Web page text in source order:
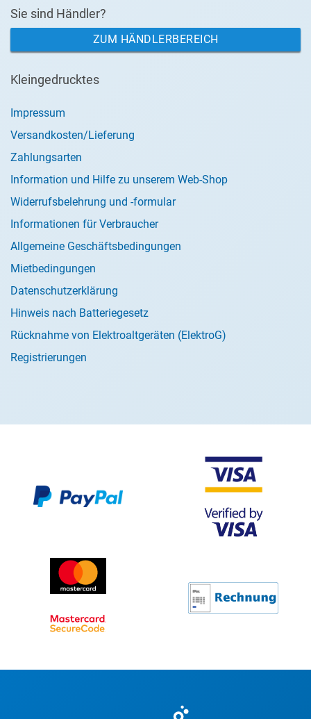
Sie sind Händler?
ZUM HÄNDLERBEREICH
Kleingedrucktes
Impressum
Versandkosten/Lieferung
Zahlungsarten
Information und Hilfe zu unserem Web-Shop
Widerrufsbelehrung und -formular
Informationen für Verbraucher
Allgemeine Geschäftsbedingungen
Mietbedingungen
Datenschutzerklärung
Hinweis nach Batteriegesetz
Rücknahme von Elektroaltgeräten (ElektroG)
Registrierungen